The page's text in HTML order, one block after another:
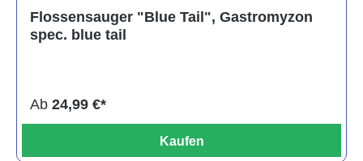
Flossensauger "Blue Tail", Gastromyzon
spec. blue tail
Ab 24,99 €*
Kaufen